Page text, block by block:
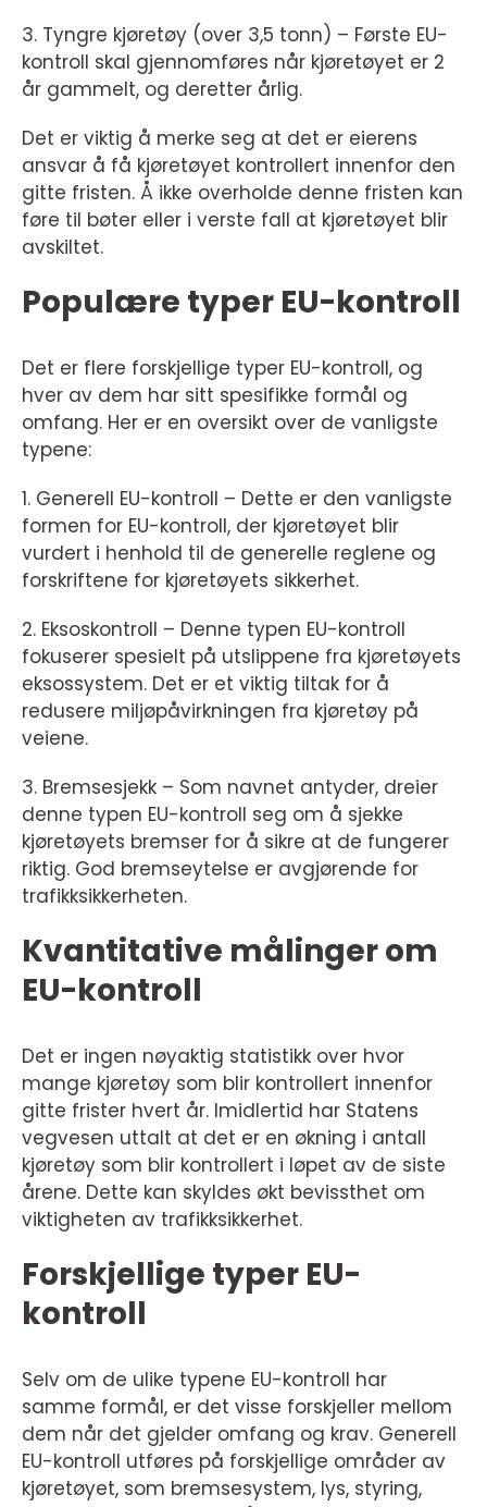
3. Tyngre kjøretøy (over 3,5 tonn) – Første EU-
kontroll skal gjennomføres når kjøretøyet er 2
år gammelt, og deretter årlig.
Det er viktig å merke seg at det er eierens
ansvar å få kjøretøyet kontrollert innenfor den
gitte fristen. Å ikke overholde denne fristen kan
føre til bøter eller i verste fall at kjøretøyet blir
avskiltet.
Populære typer EU-kontroll
Det er flere forskjellige typer EU-kontroll, og
hver av dem har sitt spesifikke formål og
omfang. Her er en oversikt over de vanligste
typene:
1. Generell EU-kontroll – Dette er den vanligste
formen for EU-kontroll, der kjøretøyet blir
vurdert i henhold til de generelle reglene og
forskriftene for kjøretøyets sikkerhet.
2. Eksoskontroll – Denne typen EU-kontroll
fokuserer spesielt på utslippene fra kjøretøyets
eksossystem. Det er et viktig tiltak for å
redusere miljøpåvirkningen fra kjøretøy på
veiene.
3. Bremsesjekk – Som navnet antyder, dreier
denne typen EU-kontroll seg om å sjekke
kjøretøyets bremser for å sikre at de fungerer
riktig. God bremseytelse er avgjørende for
trafikksikkerheten.
Kvantitative målinger om
EU-kontroll
Det er ingen nøyaktig statistikk over hvor
mange kjøretøy som blir kontrollert innenfor
gitte frister hvert år. Imidlertid har Statens
vegvesen uttalt at det er en økning i antall
kjøretøy som blir kontrollert i løpet av de siste
årene. Dette kan skyldes økt bevissthet om
viktigheten av trafikksikkerhet.
Forskjellige typer EU-
kontroll
Selv om de ulike typene EU-kontroll har
samme formål, er det visse forskjeller mellom
dem når det gjelder omfang og krav. Generell
EU-kontroll utføres på forskjellige områder av
kjøretøyet, som bremsesystem, lys, styring,